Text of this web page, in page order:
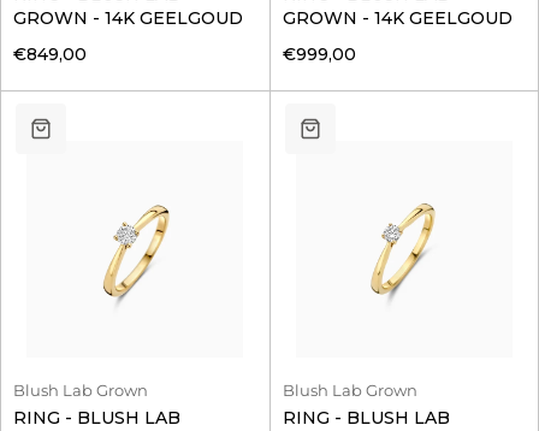
GROWN - 14K GEELGOUD
€849,00
GROWN - 14K GEELGOUD
€999,00
Blush Lab Grown
RING - BLUSH LAB
Blush Lab Grown
RING - BLUSH LAB